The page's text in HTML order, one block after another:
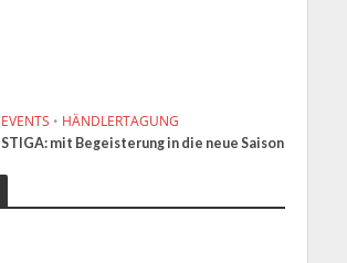
EVENTS • HÄNDLERTAGUNG
STIGA: mit Begeisterung in die neue Saison